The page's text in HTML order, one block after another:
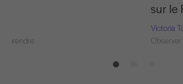
sur le
Victoria